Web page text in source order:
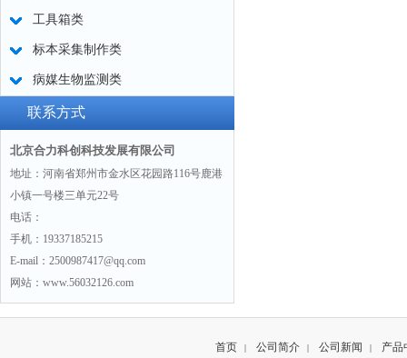
工具箱类
标本采集制作类
病媒生物监测类
联系方式
北京合力科创科技发展有限公司
地址：河南省郑州市金水区花园路116号鹿港
小镇一号楼三单元22号
电话：
手机：19337185215
E-mail：2500987417@qq.com
网站：www.56032126.com
首页 | 公司简介 | 公司新闻 | 产品